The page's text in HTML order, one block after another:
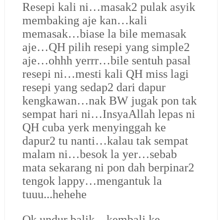
Resepi kali ni…masak2 pulak asyik
membaking aje kan…kali
memasak…biase la bile memasak
aje…QH pilih resepi yang simple2
aje…ohhh yerrr…bile sentuh pasal
resepi ni…mesti kali QH miss lagi
resepi yang sedap2 dari dapur
kengkawan…nak BW jugak pon tak
sempat hari ni…InsyaAllah lepas ni
QH cuba yerk menyinggah ke
dapur2 tu nanti…kalau tak sempat
malam ni…besok la yer…sebab
mata sekarang ni pon dah berpinar2
tengok lappy…mengantuk la
tuuu...hehehe